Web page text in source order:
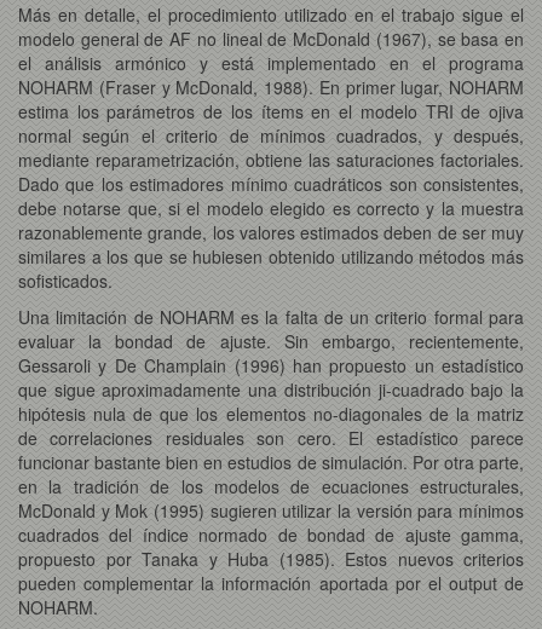
Más en detalle, el procedimiento utilizado en el trabajo sigue el
modelo general de AF no lineal de McDonald (1967), se basa en
el análisis armónico y está implementado en el programa
NOHARM (Fraser y McDonald, 1988). En primer lugar, NOHARM
estima los parámetros de los ítems en el modelo TRI de ojiva
normal según el criterio de mínimos cuadrados, y después,
mediante reparametrización, obtiene las saturaciones factoriales.
Dado que los estimadores mínimo cuadráticos son consistentes,
debe notarse que, si el modelo elegido es correcto y la muestra
razonablemente grande, los valores estimados deben de ser muy
similares a los que se hubiesen obtenido utilizando métodos más
sofisticados.
Una limitación de NOHARM es la falta de un criterio formal para
evaluar la bondad de ajuste. Sin embargo, recientemente,
Gessaroli y De Champlain (1996) han propuesto un estadístico
que sigue aproximadamente una distribución ji-cuadrado bajo la
hipótesis nula de que los elementos no-diagonales de la matriz
de correlaciones residuales son cero. El estadístico parece
funcionar bastante bien en estudios de simulación. Por otra parte,
en la tradición de los modelos de ecuaciones estructurales,
McDonald y Mok (1995) sugieren utilizar la versión para mínimos
cuadrados del índice normado de bondad de ajuste gamma,
propuesto por Tanaka y Huba (1985). Estos nuevos criterios
pueden complementar la información aportada por el output de
NOHARM.